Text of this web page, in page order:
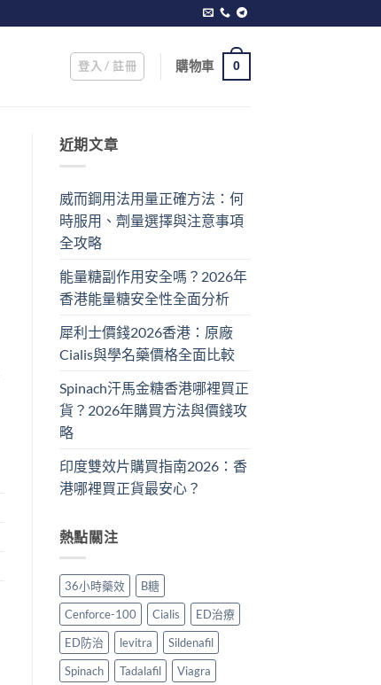
登入 / 註冊 購物車 0
近期文章
威而鋼用法用量正確方法：何
時服用、劑量選擇與注意事項
全攻略
能量糖副作用安全嗎？2026年
香港能量糖安全性全面分析
犀利士價錢2026香港：原廠
Cialis與學名藥價格全面比較
Spinach汗馬金糖香港哪裡買正
貨？2026年購買方法與價錢攻
略
印度雙效片購買指南2026：香
港哪裡買正貨最安心？
熱點關注
36小時藥效
B糖
Cenforce-100
Cialis
ED治療
ED防治
levitra
Sildenafil
Spinach
Tadalafil
Viagra